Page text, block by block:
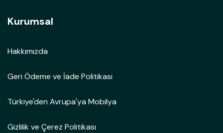
Kurumsal
Hakkımızda
Geri Ödeme ve İade Politikası
Türkiye'den Avrupa'ya Mobilya
Gizlilik ve Çerez Politikası